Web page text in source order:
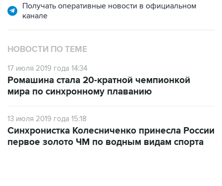
Получать оперативные новости в официальном
канале
НОВОСТИ ПО ТЕМЕ
17 июля 2019 года 14:34
Ромашина стала 20-кратной чемпионкой
мира по синхронному плаванию
13 июля 2019 года 15:18
Синхронистка Колесниченко принесла России
первое золото ЧМ по водным видам спорта